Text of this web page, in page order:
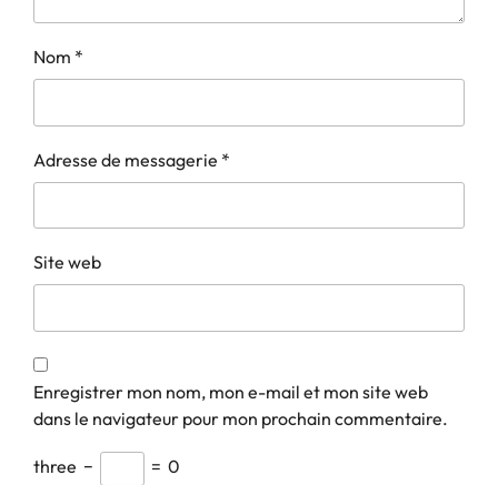
Nom *
Adresse de messagerie *
Site web
Enregistrer mon nom, mon e-mail et mon site web
dans le navigateur pour mon prochain commentaire.
three − = 0